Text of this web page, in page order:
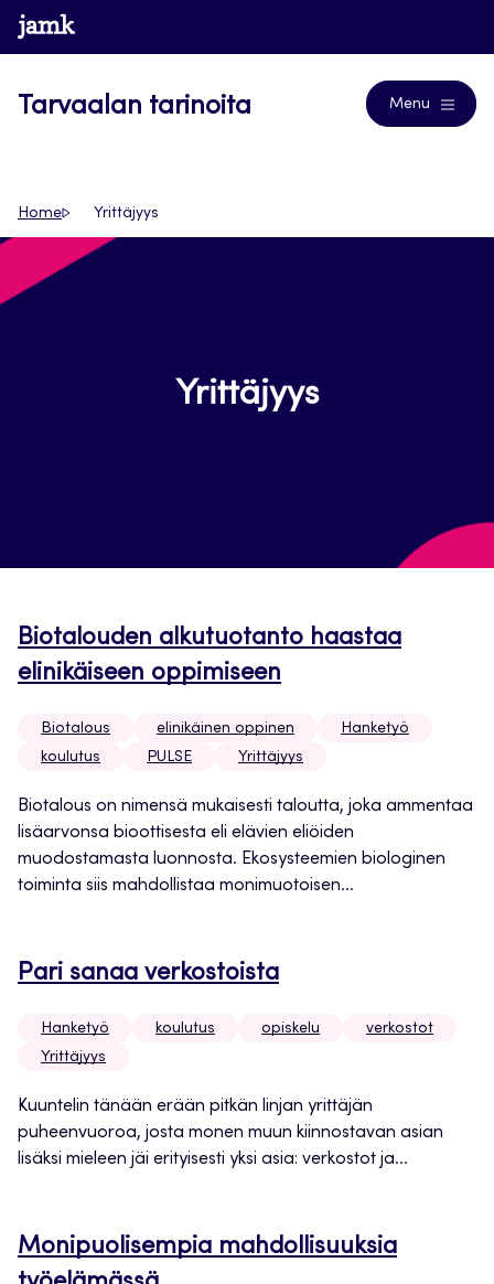
Siirry
suoraan
www.jamk.fi
Tarvaalan tarinoita Menu
Home Yrittäjyys
Yrittäjyys
Biotalouden alkutuotanto haastaa
elinikäiseen oppimiseen
Biotalous elinikäinen oppinen
Hanketyö
koulutus
PULSE Yrittäjyys
Biotalous on nimensä mukaisesti taloutta, joka ammentaa
lisäarvonsa bioottisesta eli elävien eliöiden
muodostamasta luonnosta. Ekosysteemien biologinen
toiminta siis mahdollistaa monimuotoisen...
Pari sanaa verkostoista
Hanketyö koulutus opiskelu
verkostot
Yrittäjyys
Kuuntelin tänään erään pitkän linjan yrittäjän
puheenvuoroa, josta monen muun kiinnostavan asian
lisäksi mieleen jäi erityisesti yksi asia: verkostot ja...
Monipuolisempia mahdollisuuksia